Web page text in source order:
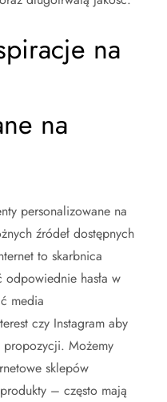
na
na
personalizowane na
źródeł dostępnych
to skarbnica
odpowiednie hasła w
media
czy Instagram aby
propozycji. Możemy
sklepów
– często mają